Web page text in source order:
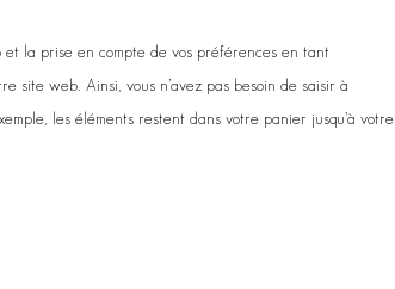
la prise en compte de vos préférences en tant
site web. Ainsi, vous n’avez pas besoin de saisir à
les éléments restent dans votre panier jusqu’à votre